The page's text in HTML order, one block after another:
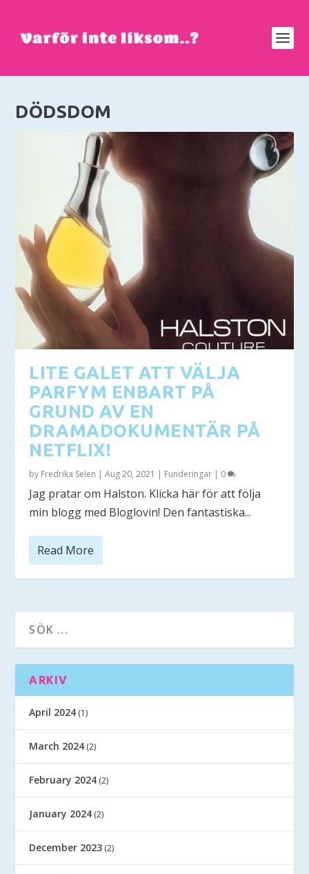
DÖDSDOM
LITE GALET ATT VÄLJA
PARFYM ENBART PÅ
GRUND AV EN
DRAMADOKUMENTÄR PÅ
NETFLIX!
by Fredrika Selen |Aug 20, 2021 | Funderingar | 0
Jag pratar om Halston. Klicka här för att följa
min blogg med Bloglovin! Den fantastiska...
Read More
ARKIV
April 2024 (1)
March 2024 (2)
February 2024 (2)
January 2024 (2)
December 2023 (2)